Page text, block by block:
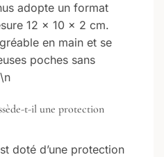
adopte un format
12 × 10 × 2 cm.
en main et se
poches sans
t-il une protection
doté d’une protection